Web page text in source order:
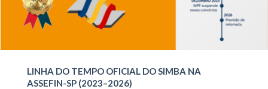
LINHA DO TEMPO OFICIAL DO SIMBA NA
ASSEFIN-SP (2023–2026)